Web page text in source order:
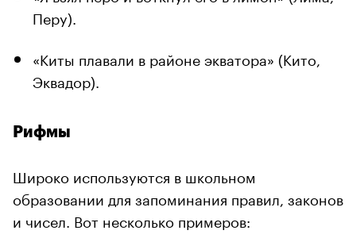
Перу).
«Киты плавали в районе экватора» (Кито,
Эквадор).
Рифмы
Широко используются в школьном
образовании для запоминания правил, законов
и чисел. Вот несколько примеров: